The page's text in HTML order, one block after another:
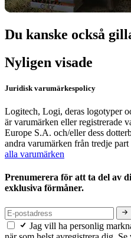
Du kanske också
Nyligen visade
Juridisk varumärkespolicy
Logitech, Logi, deras logotyper
är varumärken eller registrerade
Europe S.A. och/eller dess
andra varumärken från tredje
alla varumärken
Prenumerera för att ta del av
exklusiva förmåner.
Jag vill ha personlig